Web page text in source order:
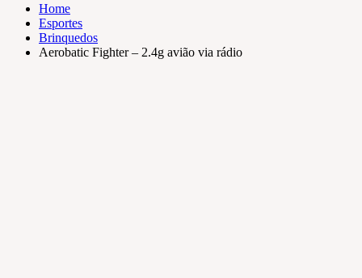
Home
Esportes
Brinquedos
Aerobatic Fighter – 2.4g avião via rádio